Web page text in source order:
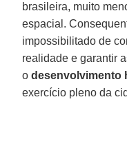
brasileira, muito
espacial.
impossibilitado de
realidade e garantir
odesenvolvimento
exercício pleno da